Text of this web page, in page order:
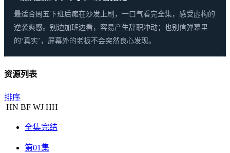
最适合周五下班后瘫在沙发上刷，一口气看完全集，感受虚构的
逆袭爽感。别边加班边看，容易产生辞职冲动；也别信弹幕里
的‘真实’，屏幕外的老板不会突然良心发现。
资源列表
排序
HN BF WJ HH
全集完结
第01集